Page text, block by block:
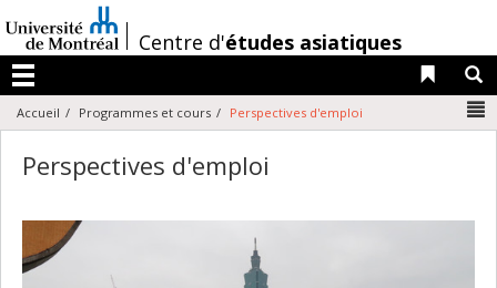
au
contenu
/
Centre d'études asiatiques
Menu
Liens
Accueil Programmes et cours Perspectives d'emploi
Perspectives d'emploi